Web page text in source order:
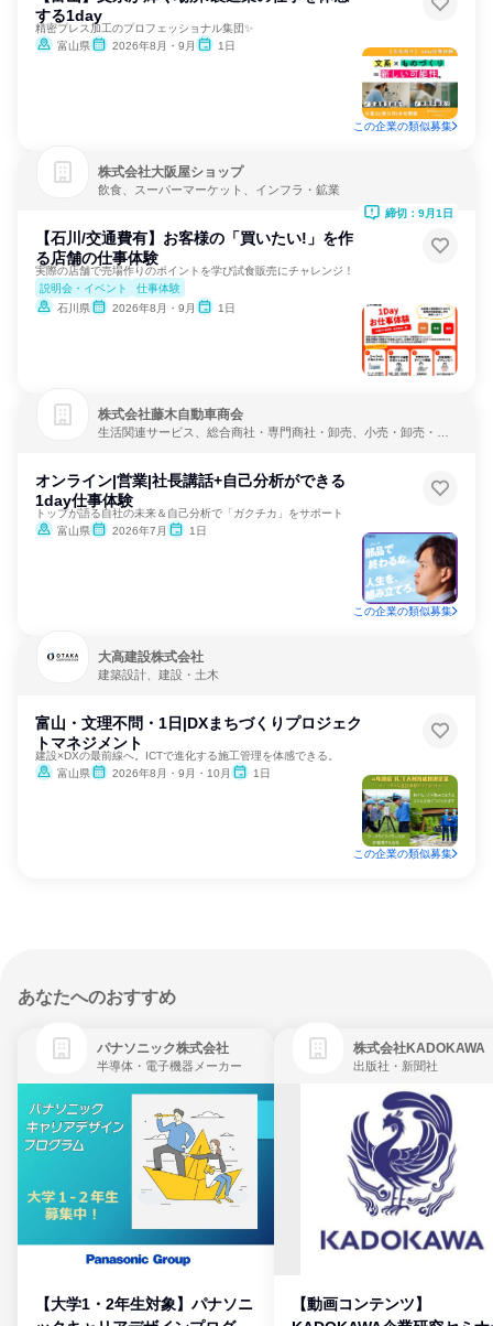
する1day
精密プレス加工のプロフェッショナル集団✨
富山県
2026年8月・9月 1日
この企業の類似募集
株式会社大阪屋ショップ
飲食、スーパーマーケット、インフラ・鉱業
【石川/交通費有】お客様の「買いたい!」を作
る店舗の仕事体験
実際の店舗で売場作りのポイントを学び試食販売にチャレンジ！
説明会・イベント
仕事体験
石川県
2026年8月・9月 1日
締切：9月1日
株式会社藤木自動車商会
生活関連サービス、総合商社・専門商社・卸売、小売・卸売・商
オンライン|営業|社長講話+自己分析ができる
1day仕事体験
トップが語る自社の未来＆自己分析で「ガクチカ」をサポート
富山県
2026年7月 1日
この企業の類似募集
大高建設株式会社
建築設計、建設・土木
富山・文理不問・1日|DXまちづくりプロジェク
トマネジメント
建設×DXの最前線へ。ICTで進化する施工管理を体感できる。
富山県
2026年8月・9月・10月 1日
この企業の類似募集
あなたへのおすすめ
パナソニック株式会社
半導体・電子機器メーカー
【大学1・2年生対象】パナソニ
株式会社KADOKAWA
出版社・新聞社
【動画コンテンツ】